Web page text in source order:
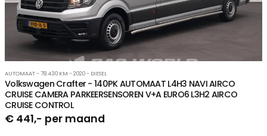
AUTOMAAT - 78.430 KM - 2020 - DIESEL
Volkswagen Crafter - 140PK AUTOMAAT L4H3 NAVI AIRCO
CRUISE CAMERA PARKEERSENSOREN V+A EURO6 L3H2 AIRCO
CRUISE CONTROL
€ 441,- per maand